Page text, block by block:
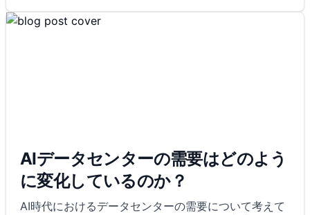
AIデータセンターの需要はどのよう
に変化しているのか？
AI時代におけるデータセンターの需要について考えて